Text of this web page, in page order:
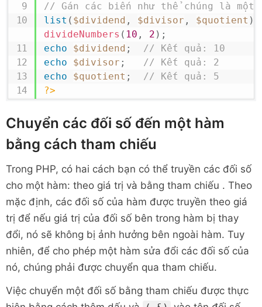
// Gán các biến như thể chúng là một
list ( $dividend , $divisor , $quotient )
divideNumbers ( 10 , 2 ) ;
echo
$dividend ;
// Kết quả: 10
echo
$divisor ;
// Kết quả: 2
echo
$quotient ;
// Kết quả: 5
?>
Chuyển các đối số đến một hàm
bằng cách tham chiếu
Trong PHP, có hai cách bạn có thể truyền các đối số
cho một hàm: theo giá trị và bằng tham chiếu . Theo
mặc định, các đối số của hàm được truyền theo giá
trị để nếu giá trị của đối số bên trong hàm bị thay
đổi, nó sẽ không bị ảnh hưởng bên ngoài hàm. Tuy
nhiên, để cho phép một hàm sửa đổi các đối số của
nó, chúng phải được chuyển qua tham chiếu.
Việc chuyển một đối số bằng tham chiếu được thực